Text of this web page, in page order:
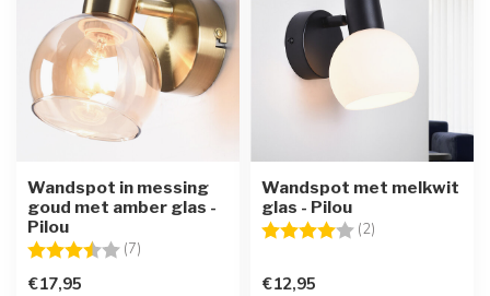
Wandspot in messing
goud met amber glas -
Pilou
Beoordeling: (7)
€17,95
Wandspot met melkwit
glas - Pilou
Beoordeling: (2)
€12,95